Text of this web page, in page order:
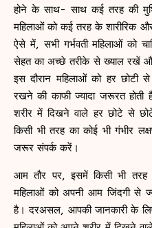
होने के साथ- साथ कई तरह की
महिलाओं को कई तरह के शारीरिक
ऐसे में, सभी गर्भवती महिलाओं को
सेहत का अच्छे तरीके से ख्याल रखें
इस दौरान महिलाओं को हर छोटी
रखने की काफी ज्यादा जरूरत
शरीर में दिखने वाले हर छोटे से
किसी भी तरह का कोई भी गंभीर
जरूर संपर्क करें।
आम तौर पर, इसमें किसी भी
महिलाओं को अपनी आम जिंदगी से
है। दरअसल, आपकी जानकारी के